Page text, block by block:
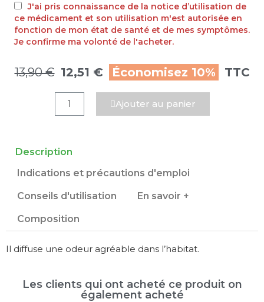
J'ai pris connaissance de la notice d’utilisation de
ce médicament et son utilisation m'est autorisée en
fonction de mon état de santé et de mes symptômes.
Je confirme ma volonté de l'acheter.
13,90 € 12,51 € Économisez 10% TTC
Ajouter au panier
Description
Indications et précautions d'emploi
Conseils d'utilisation En savoir +
Composition
Il diffuse une odeur agréable dans l’habitat.
Les clients qui ont acheté ce produit on
également acheté